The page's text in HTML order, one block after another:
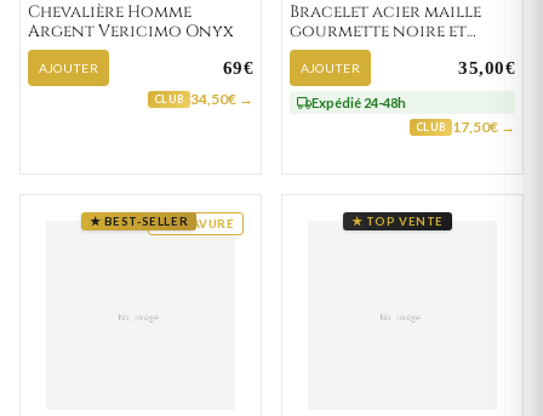
Chevalière Homme
Argent Vericimo Onyx
AJOUTER 69€
CLUB 34,50€ →
Bracelet acier maille
gourmette noire et
Roukos strass
AJOUTER 35,00€
Expédié 24-48h
CLUB 17,50€ →
GRAVURE
★ BEST-SELLER ★ TOP VENTE